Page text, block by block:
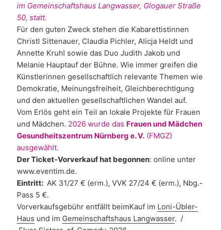
im Gemeinschaftshaus Langwasser, Glogauer Straße
50, statt.
Für den guten Zweck stehen die Kabarettistinnen
Christl Sittenauer, Claudia Pichler, Alicja Heldt und
Annette Kruhl sowie das Duo Judith Jakob und
Melanie Hauptauf der Bühne. Wie immer greifen die
Künstlerinnen gesellschaftlich relevante Themen wie
Demokratie, Meinungsfreiheit, Gleichberechtigung
und den aktuellen gesellschaftlichen Wandel auf.
Vom Erlös geht ein Teil an lokale Projekte für Frauen
und Mädchen. 2026 wurde das Frauen und Mädchen
Gesundheitszentrum Nürnberg e. V. (FMGZ)
ausgewählt.
Der Ticket-Vorverkauf hat begonnen: online unter
www.eventim.de.
Eintritt: AK 31/27 € (erm.), VVK 27/24 € (erm.), Nbg.-
Pass 5 €.
Vorverkaufsgebühr entfällt beimKauf im Loni-Übler-
Haus und im Gemeinschaftshaus Langwasser. /